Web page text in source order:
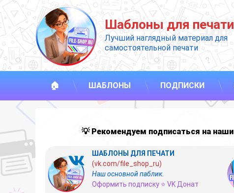
Перейти
к
содержимому
Шаблоны для печати
Лучший наглядный материал для
самостоятельной печати
🏠 ШАБЛОНЫ ПОДПИСКИ
💡 Рекомендуем подписаться на наши
ШАБЛОНЫ ДЛЯ ПЕЧАТИ
(vk.com/file_shop_ru)
Наш основной паблик.
Оформить подписку ⭐ VK Донат